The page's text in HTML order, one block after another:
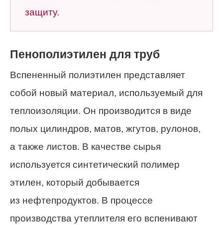
защиту.
Пенополиэтилен для труб
Вспененный полиэтилен представляет
собой новый материал, используемый для
теплоизоляции. Он производится в виде
полых цилиндров, матов, жгутов, рулонов,
а также листов. В качестве сырья
используется синтетический полимер
этилен, который добывается
из нефтепродуктов. В процессе
производства утеплителя его вспенивают